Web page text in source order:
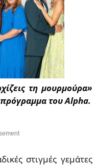
τη μουρμούρα»
του Alpha.
στιγμές γεμάτες